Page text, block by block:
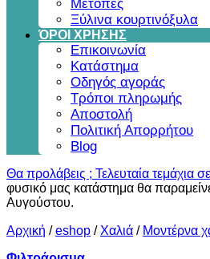
Μετόπες
Ξύλινα κουρτινόξυλα
ΌΡΟΙ ΧΡΗΣΗΣ
Επικοινωνία
Κατάστημα
Οδηγός αγοράς
Τρόποι πληρωμής
Αποστολή
Πολιτική Απορρήτου
Blog
Θα προλάβεις ; Τελευταία τεμάχια
φυσικό μας κατάστημα θα
Αυγούστου.
Αρχική /eshop / Χαλιά / Μοντέρνα